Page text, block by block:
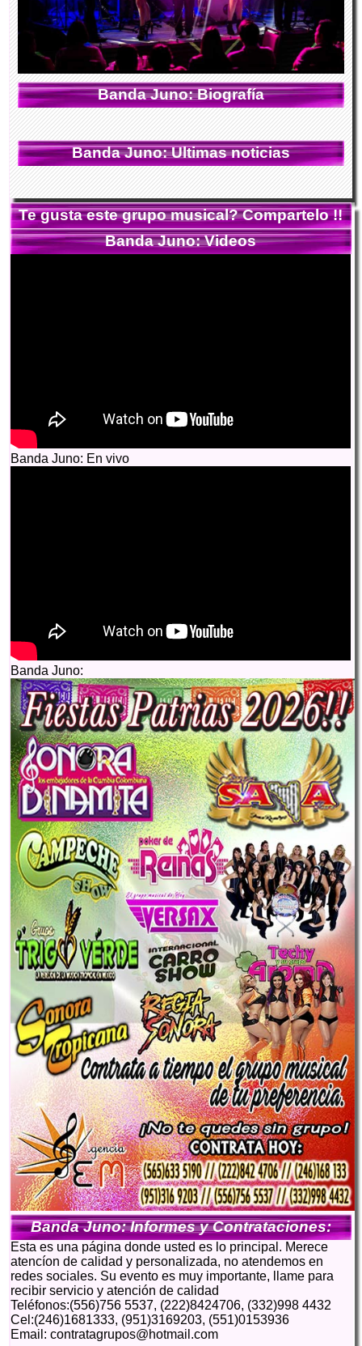
Banda Juno: Biografía
Banda Juno: Ultimas noticias
Te gusta este grupo musical? Compartelo !!
Banda Juno: Videos
Banda Juno: En vivo
Banda Juno:
Banda Juno: Informes y Contrataciones:
Esta es una página donde usted es lo principal. Merece
atencíon de calidad y personalizada, no atendemos en
redes sociales. Su evento es muy importante, llame para
recibir servicio y atención de calidad
Teléfonos:(556)756 5537, (222)8424706, (332)998 4432
Cel:(246)1681333, (951)3169203, (551)0153936
Email: contratagrupos@hotmail.com